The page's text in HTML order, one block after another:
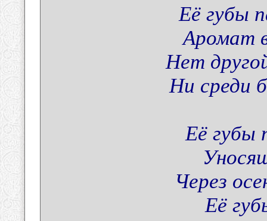
Её губы
Аромат
Нет
Ни среди
Её губы
Через
Её